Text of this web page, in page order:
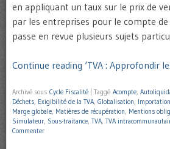
en appliquant un taux sur le prix de
par les entreprises pour le compte de
passe en revue plusieurs sujets
Continue reading ‘TVA : Approfondir
Archivé sous Cycle Fiscalité Taggé Acompte,
Déchets, Exigibilité de la TVA, Globalisation, Importation
Marge globale, Matières de récupération, Mentions
Simulateur, Sous-traitance, TVA, TVA
Commenter